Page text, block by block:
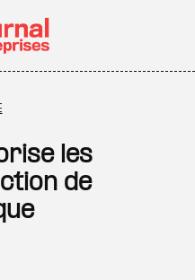
les
de